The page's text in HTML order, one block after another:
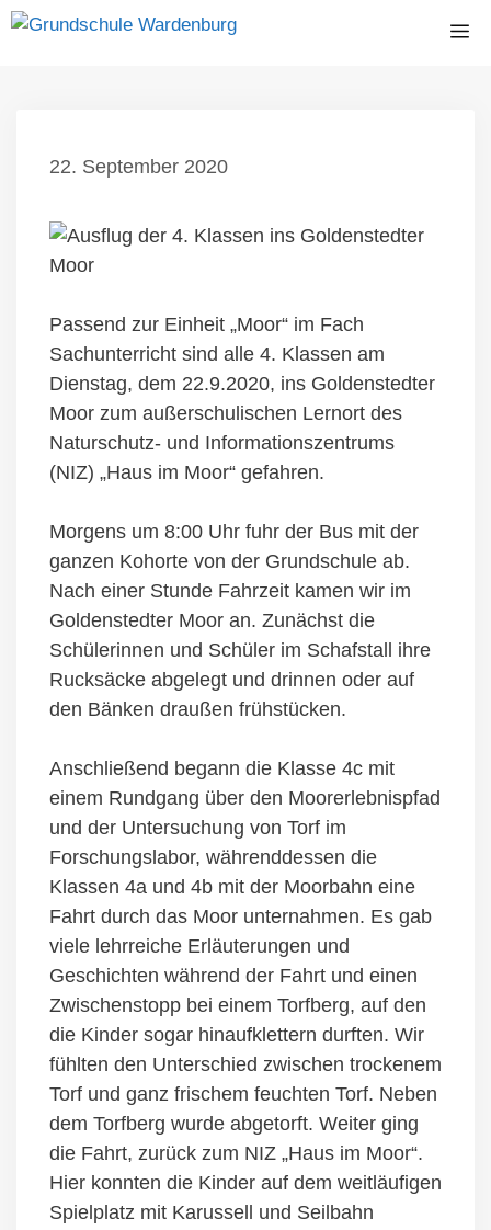
Zum
22. September 2020
Passend zur Einheit „Moor“ im Fach
Sachunterricht sind alle 4. Klassen am
Dienstag, dem 22.9.2020, ins Goldenstedter
Moor zum außerschulischen Lernort des
Naturschutz- und Informationszentrums
(NIZ) „Haus im Moor“ gefahren.
Morgens um 8:00 Uhr fuhr der Bus mit der
ganzen Kohorte von der Grundschule ab.
Nach einer Stunde Fahrzeit kamen wir im
Goldenstedter Moor an. Zunächst die
Schülerinnen und Schüler im Schafstall ihre
Rucksäcke abgelegt und drinnen oder auf
den Bänken draußen frühstücken.
Anschließend begann die Klasse 4c mit
einem Rundgang über den Moorerlebnispfad
und der Untersuchung von Torf im
Forschungslabor, währenddessen die
Klassen 4a und 4b mit der Moorbahn eine
Fahrt durch das Moor unternahmen. Es gab
viele lehrreiche Erläuterungen und
Geschichten während der Fahrt und einen
Zwischenstopp bei einem Torfberg, auf den
die Kinder sogar hinaufklettern durften. Wir
fühlten den Unterschied zwischen trockenem
Torf und ganz frischem feuchten Torf. Neben
dem Torfberg wurde abgetorft. Weiter ging
die Fahrt, zurück zum NIZ „Haus im Moor“.
Hier konnten die Kinder auf dem weitläufigen
Spielplatz mit Karussell und Seilbahn